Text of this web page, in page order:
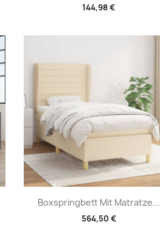
144,98 €
Boxspringbett Mit Matratze...
564,50 €
Vorschau